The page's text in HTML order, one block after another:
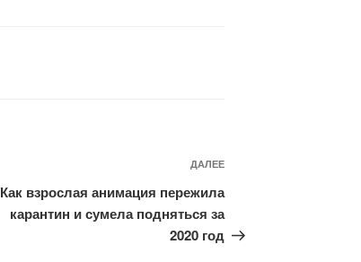
Следующая
запись
ДАЛЕЕ
Как взрослая анимация пережила
карантин и сумела подняться за
2020 год